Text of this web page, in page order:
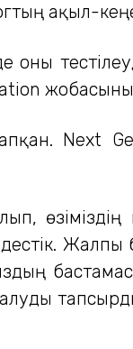
ақыл-
оны
Next
Жалпы
алуды